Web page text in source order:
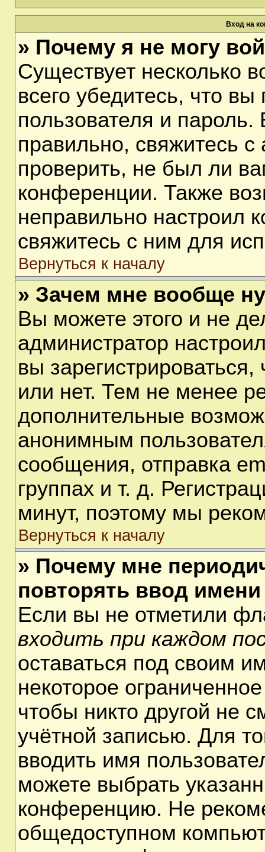
Вход на
» Почему я не могу
Существует несколько
всего убедитесь, что
пользователя и
правильно, свяжитесь
проверить, не был ли
конференции. Также
неправильно настроил
свяжитесь с ним для
Вернуться к началу
» Зачем мне вообще
Вы можете этого и не
администратор
вы
или нет. Тем не менее
дополнительные
анонимным
сообщения, отправка
группах и т. д.
минут, поэтому мы
Вернуться к началу
» Почему мне
повторять ввод
Если вы не отметили
входить при каждом
оставаться под своим
некоторое
чтобы никто другой не
учётной записью. Для
вводить имя
можете выбрать
конференцию. Не
общедоступном